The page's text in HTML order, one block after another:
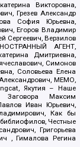
Викторовна,
Грезев Александр
София Юрьевна,
Егоров Владимир
Сергеевич, Верзилов
АГЕНТ,
Дмитриевна,
Симонов
Соловьева Елена
МЕМО,
Якутия – Наше
Максим
Иван Юрьевич,
Как бы
Честные
Григорьева
, Гималова Регина